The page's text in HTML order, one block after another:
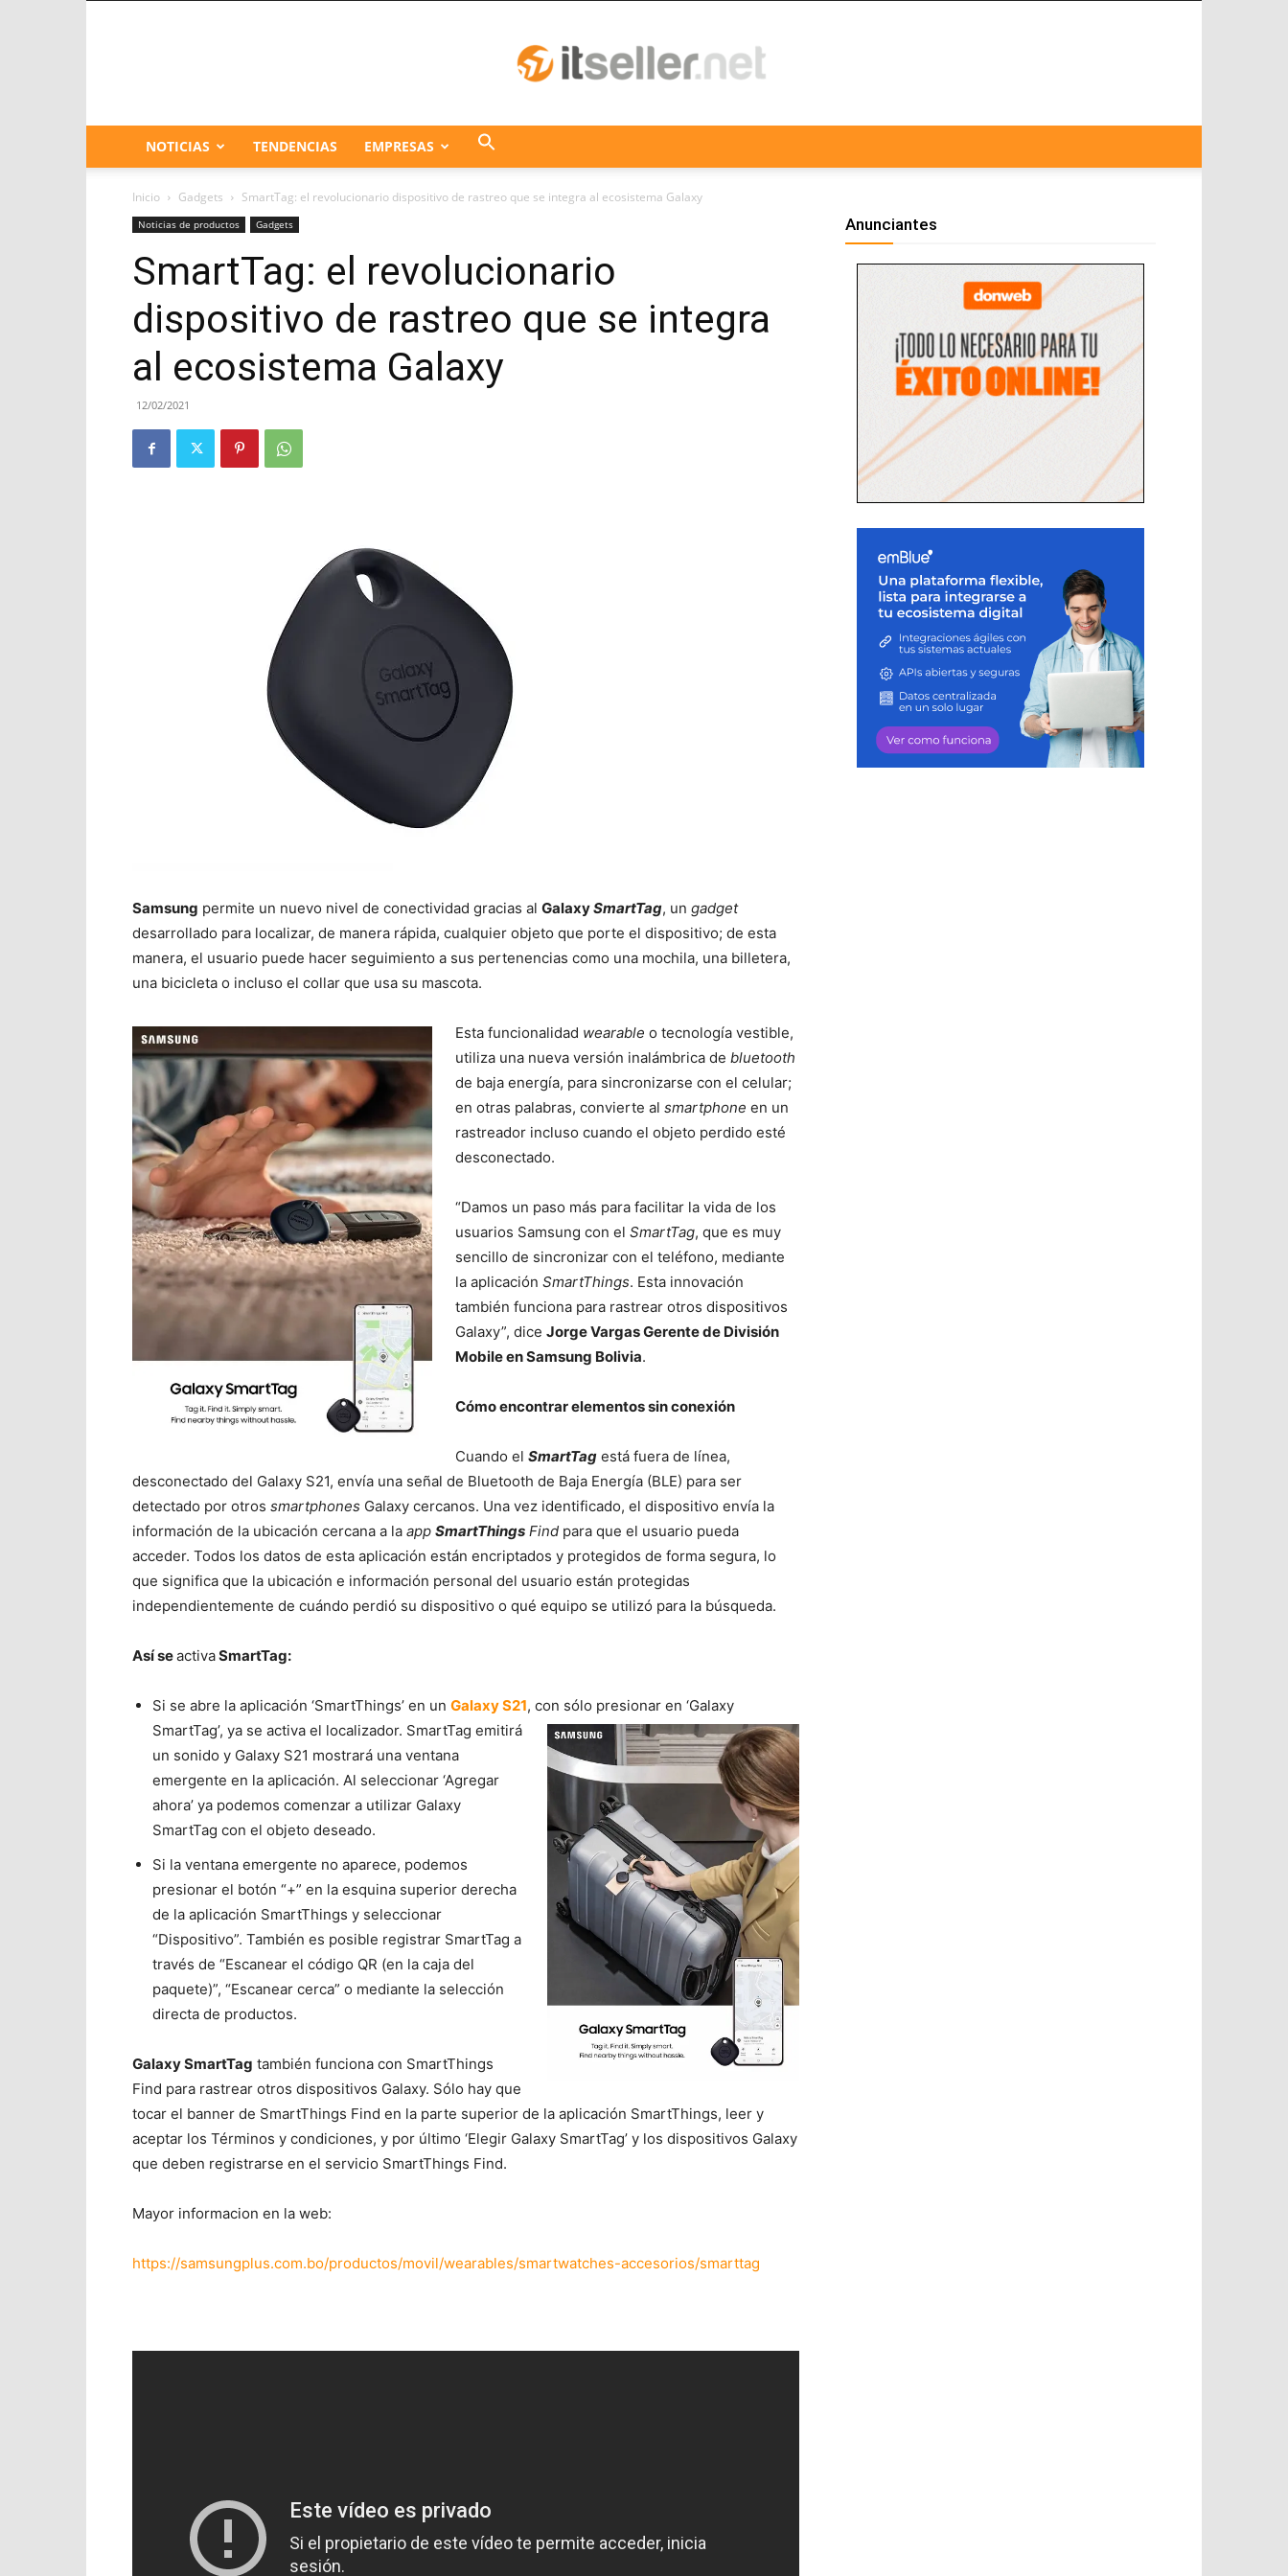
NOTICIAS TENDENCIAS EMPRESAS
Inicio Gadgets SmartTag: el revolucionario dispositivo de rastreo que se integra al ecosistema Galaxy
Noticias de productos Gadgets
SmartTag: el revolucionario
dispositivo de rastreo que se integra
al ecosistema Galaxy
12/02/2021
Samsung permite un nuevo nivel de conectividad gracias al GalaxySmartTag, un gadget
desarrollado para localizar, de manera rápida, cualquier objeto que porte el dispositivo; de esta
manera, el usuario puede hacer seguimiento a sus pertenencias como una mochila, una billetera,
una bicicleta o incluso el collar que usa su mascota.
Esta funcionalidad wearable o tecnología vestible,
utiliza una nueva versión inalámbrica de bluetooth
de baja energía, para sincronizarse con el celular;
en otras palabras, convierte al smartphone en un
rastreador incluso cuando el objeto perdido esté
desconectado.
“Damos un paso más para facilitar la vida de los
usuarios Samsung con el SmartTag, que es muy
sencillo de sincronizar con el teléfono, mediante
la aplicación SmartThings. Esta innovación
también funciona para rastrear otros dispositivos
Galaxy”, dice Jorge Vargas Gerente de División
Mobile en Samsung Bolivia.
Cómo encontrar elementos sin conexión
Cuando el SmartTag está fuera de línea,
desconectado del Galaxy S21, envía una señal de Bluetooth de Baja Energía (BLE) para ser
detectado por otros smartphones Galaxy cercanos. Una vez identificado, el dispositivo envía la
información de la ubicación cercana a la app SmartThings Find para que el usuario pueda
acceder. Todos los datos de esta aplicación están encriptados y protegidos de forma segura, lo
que significa que la ubicación e información personal del usuario están protegidas
independientemente de cuándo perdió su dispositivo o qué equipo se utilizó para la búsqueda.
Así seactivaSmartTag:
Si se abre la aplicación ‘SmartThings’ en un Galaxy S21, con sólo presionar en ‘Galaxy
SmartTag’, ya se activa el localizador. SmartTag emitirá
un sonido y Galaxy S21 mostrará una ventana
emergente en la aplicación. Al seleccionar ‘Agregar
ahora’ ya podemos comenzar a utilizar Galaxy
SmartTag con el objeto deseado.
Si la ventana emergente no aparece, podemos
presionar el botón “+” en la esquina superior derecha
de la aplicación SmartThings y seleccionar
“Dispositivo”. También es posible registrar SmartTag a
través de “Escanear el código QR (en la caja del
paquete)”, “Escanear cerca” o mediante la selección
directa de productos.
Galaxy SmartTag también funciona con SmartThings
Find para rastrear otros dispositivos Galaxy. Sólo hay que
tocar el banner de SmartThings Find en la parte superior de la aplicación SmartThings, leer y
aceptar los Términos y condiciones, y por último ‘Elegir Galaxy SmartTag’ y los dispositivos Galaxy
que deben registrarse en el servicio SmartThings Find.
Mayor informacion en la web:
https://samsungplus.com.bo/productos/movil/wearables/smartwatches-accesorios/smarttag
Anunciantes